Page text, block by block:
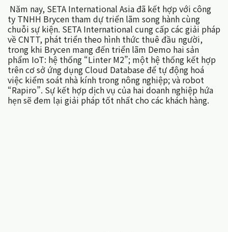
Năm nay, SETA International Asia đã kết hợp với công
ty TNHH Brycen tham dự triển lãm song hành cùng
chuỗi sự kiện. SETA International cung cấp các giải pháp
về CNTT, phát triển theo hình thức thuê đầu người,
trong khi Brycen mang đến triển lãm Demo hai sản
phẩm IoT: hệ thống “Linter M2”; một hệ thống kết hợp
trên cơ sở ứng dụng Cloud Database để tự động hoá
việc kiểm soát nhà kính trong nông nghiệp; và robot
“Rapiro”. Sự kết hợp dịch vụ của hai doanh nghiệp hứa
hẹn sẽ đem lại giải pháp tốt nhất cho các khách hàng.